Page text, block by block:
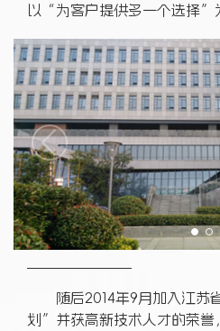
以“为客户提供多一个选择”
随后2014年9月加入江苏
划”并获高新技术人才的荣誉